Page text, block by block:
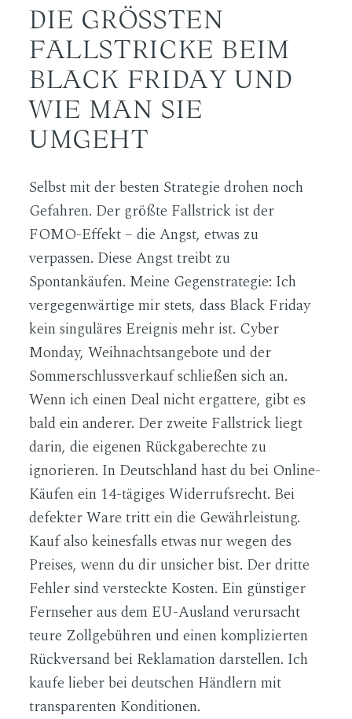
DIE GRÖSSTEN F
ALLSTRICKE BEIM B
LACK FRIDAY UND W
IE MAN SIE U
MGEHT
Selbst mit der besten Strategie drohen noch
Gefahren. Der größte Fallstrick ist der
FOMO-Effekt – die Angst, etwas zu
verpassen. Diese Angst treibt zu
Spontankäufen. Meine Gegenstrategie: Ich
vergegenwärtige mir stets, dass Black Friday
kein singuläres Ereignis mehr ist. Cyber
Monday, Weihnachtsangebote und der
Sommerschlussverkauf schließen sich an.
Wenn ich einen Deal nicht ergattere, gibt es
bald ein anderer. Der zweite Fallstrick liegt
darin, die eigenen Rückgaberechte zu
ignorieren. In Deutschland hast du bei Online-
Käufen ein 14-tägiges Widerrufsrecht. Bei
defekter Ware tritt ein die Gewährleistung.
Kauf also keinesfalls etwas nur wegen des
Preises, wenn du dir unsicher bist. Der dritte
Fehler sind versteckte Kosten. Ein günstiger
Fernseher aus dem EU-Ausland verursacht
teure Zollgebühren und einen komplizierten
Rückversand bei Reklamation darstellen. Ich
kaufe lieber bei deutschen Händlern mit
transparenten Konditionen.